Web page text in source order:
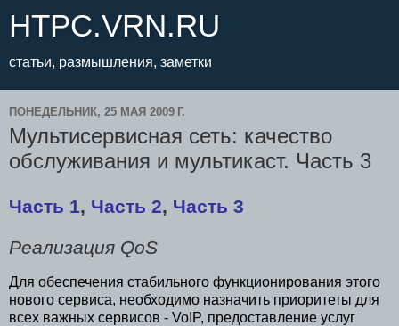
HTPC.VRN.RU
статьи, размышления, заметки
ПОНЕДЕЛЬНИК, 25 МАЯ 2009 Г.
Мультисервисная сеть: качество
обслуживания и мультикаст. Часть 3
Часть 1, Часть 2, Часть 3
Реализация QoS
Для обеспечения стабильного функционирования этого
нового сервиса, необходимо назначить приоритеты для
всех важных сервисов - VoIP, предоставление услуг